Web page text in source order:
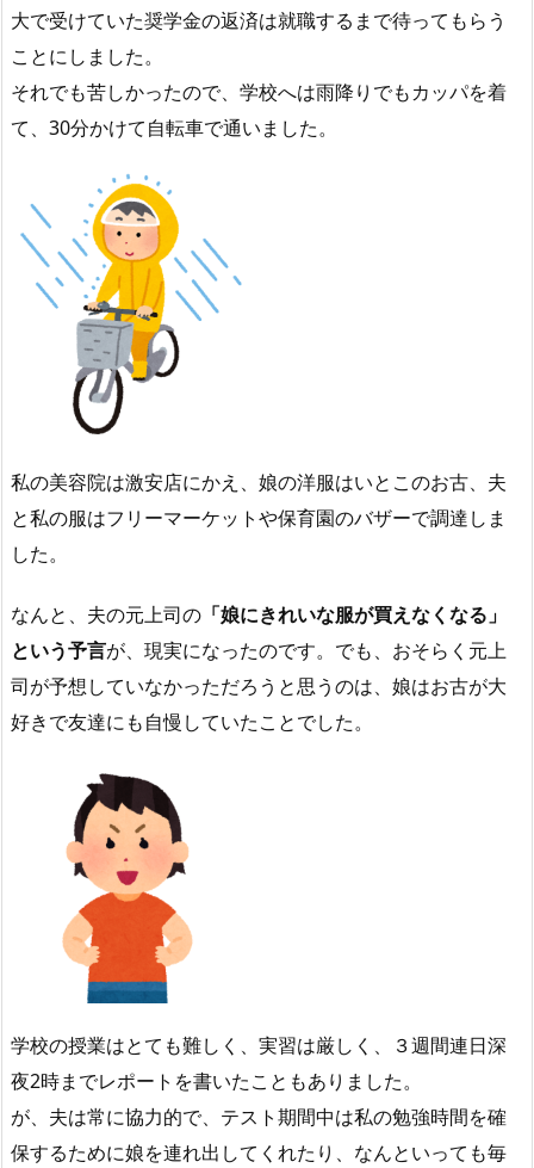
大で受けていた奨学金の返済は就職するまで待ってもらう
ことにしました。
それでも苦しかったので、学校へは雨降りでもカッパを着
て、30分かけて自転車で通いました。
私の美容院は激安店にかえ、娘の洋服はいとこのお古、夫
と私の服はフリーマーケットや保育園のバザーで調達しま
した。
なんと、夫の元上司の 「娘にきれいな服が買えなくなる」
という予言が、現実になったのです。でも、おそらく元上
司が予想していなかっただろうと思うのは、娘はお古が大
好きで友達にも自慢していたことでした。
学校の授業はとても難しく、実習は厳しく、３週間連日深
夜2時までレポートを書いたこともありました。
が、夫は常に協力的で、テスト期間中は私の勉強時間を確
保するために娘を連れ出してくれたり、なんといっても毎